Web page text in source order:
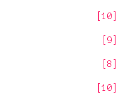
10
9
8
10